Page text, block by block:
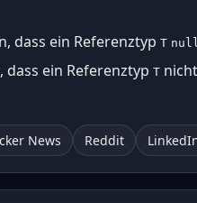
dass ein Referenztyp T
dass ein Referenztyp T
News Reddit